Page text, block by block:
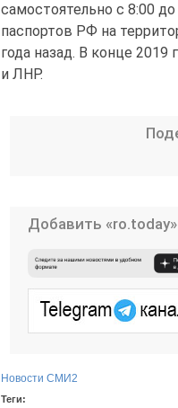
самостоятельно с 8:00
паспортов РФ на
года назад. В конце
и ЛНР.
Добавить
Новости СМИ2
Теги: